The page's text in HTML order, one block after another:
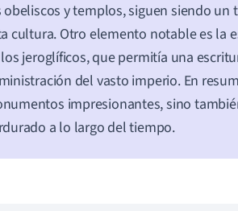
obeliscos y templos, siguen siendo
cultura. Otro elemento notable es la
jeroglíficos, que permitía una
del vasto imperio. En
impresionantes, sino
a lo largo del tiempo.